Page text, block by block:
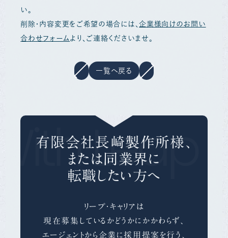
い。
削除・内容変更をご希望の場合には、企業様向けのお問い
合わせフォーム より、ご連絡くださいませ。
一覧へ戻る
Leap
有限会社長崎製作所様、
または同業界に
転職したい方へ
リープ・キャリアは
現在募集しているかどうかにかかわらず、
エージェントから企業に採用提案を行う、